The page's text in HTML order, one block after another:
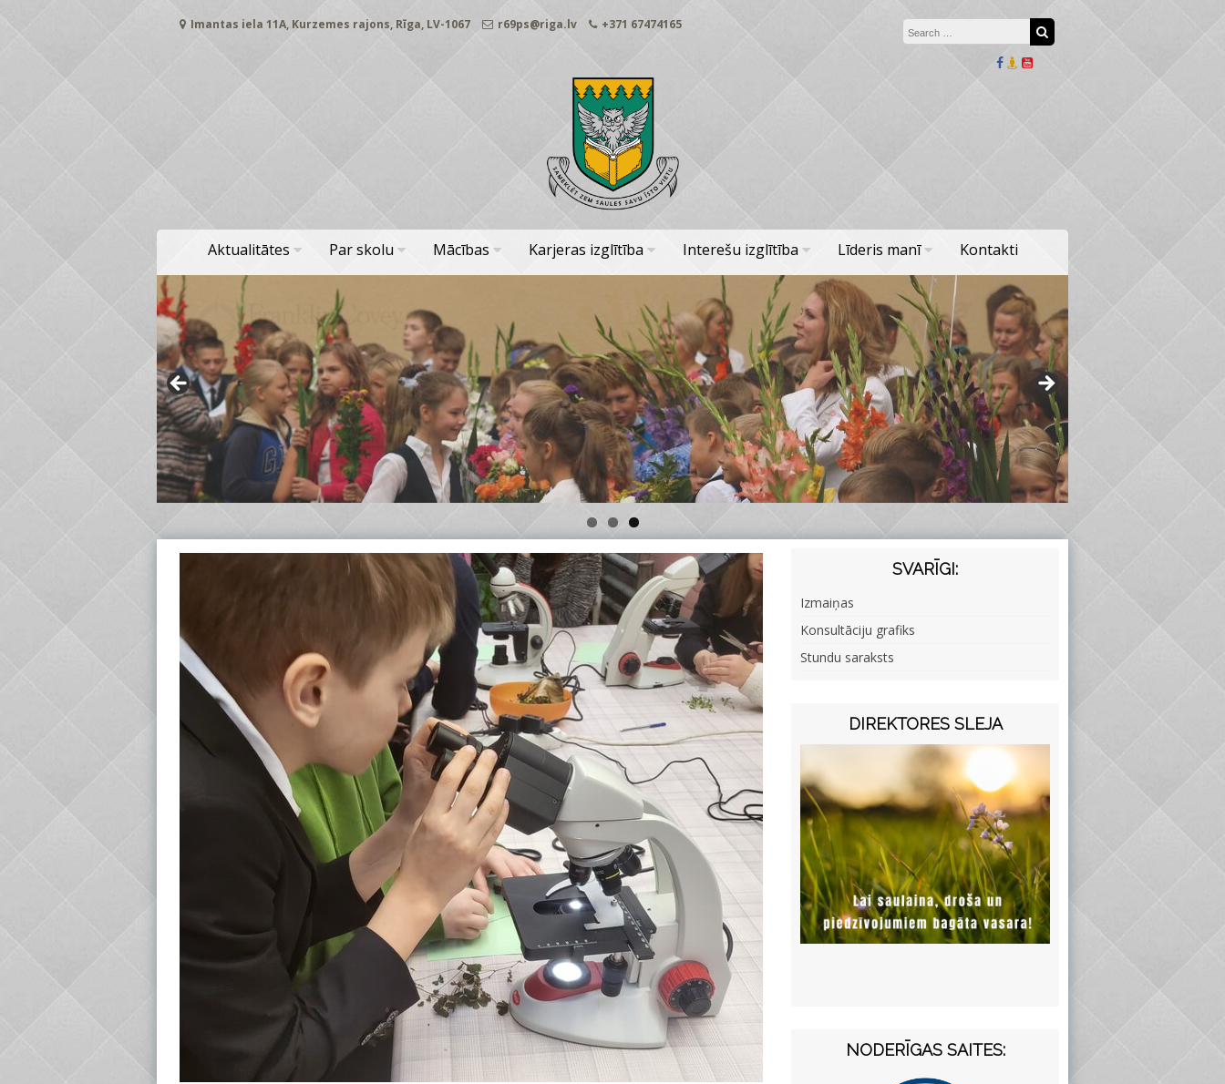
Imantas iela 11A, Kurzemes rajons, Rīga, LV-1067 r69ps@riga.lv +371 67474165
Aktualitātes Par skolu Mācības Karjeras izglītība Interešu izglītība Līderis manī Kontakti
SVARĪGI:
Izmaiņas
Konsultāciju grafiks
Stundu saraksts
DIREKTORES SLEJA
NODERĪGAS SAITES: